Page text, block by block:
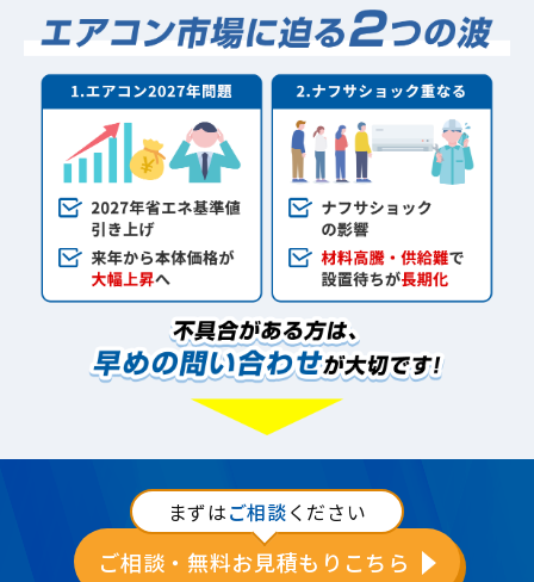
まずはご相談ください
ご相談・無料お見積もりこちら